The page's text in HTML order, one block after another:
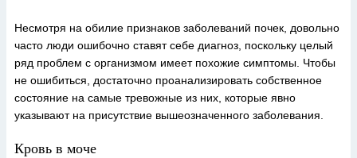
Несмотря на обилие признаков заболеваний почек, довольно
часто люди ошибочно ставят себе диагноз, поскольку целый
ряд проблем с организмом имеет похожие симптомы. Чтобы
не ошибиться, достаточно проанализировать собственное
состояние на самые тревожные из них, которые явно
указывают на присутствие вышеозначенного заболевания.
Кровь в моче